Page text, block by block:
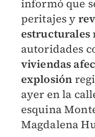
informó que
peritajes y
estructurales
autoridades
viviendas
explosión
ayer en la
esquina
Magdalena